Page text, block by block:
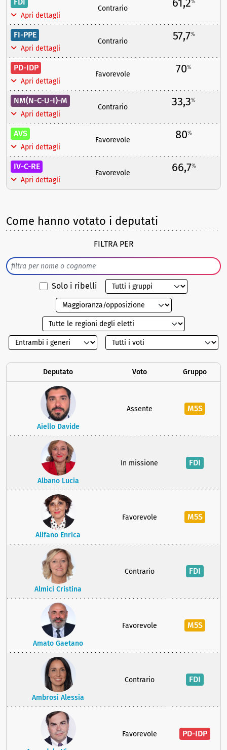
Apri dettagli
Contrario 61,2
FI-PPE
Apri dettagli
Contrario 57,7%
PD-IDP
Apri dettagli
Favorevole 70%
NM(N-C-U-I)-M
Apri dettagli
Contrario 33,3%
AVS
Apri dettagli
Favorevole 80%
IV-C-RE
Apri dettagli
Favorevole 66,7%
Come hanno votato i deputati
FILTRA PER
Solo i ribelli
Deputato Voto Gruppo
Aiello Davide
Assente M5S
Albano Lucia
In missione FDI
Alifano Enrica
Favorevole M5S
Almici Cristina
Contrario FDI
Amato Gaetano
Favorevole M5S
Ambrosi Alessia
Contrario FDI
Favorevole PD-IDP